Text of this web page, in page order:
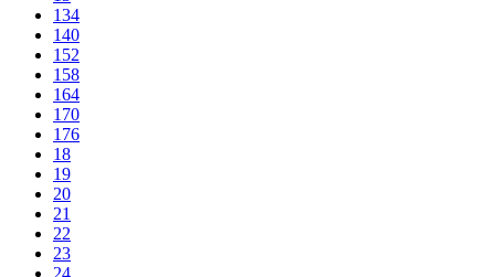
134
140
152
158
164
170
176
18
19
20
21
22
23
24